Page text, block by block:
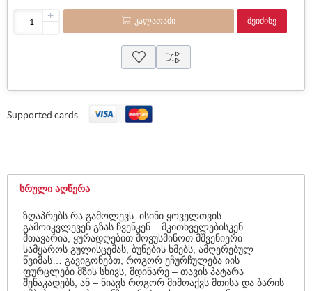
+
-
ᲙᲐᲚᲐᲗᲐᲨᲘ ᲨᲔᲘᲫᲘᲜᲔ
Supported cards
ᲡᲠᲣᲚᲘ ᲐᲦᲬᲔᲠᲐ
ზღაპრებს რა გამოლევს. ისინი ყოველთვის
გამოიკვლევენ გზას ჩვენკენ – მკითხველებისკენ.
მთავარია, ყურადღებით მოვუსმინოთ მშვენიერი
სამყაროს გულისცემას, ბუნების ხმებს, ამღერებულ
წვიმას… გავიგონებთ, როგორ ეჩურჩულება იის
ფურცლები მზის სხივს, მდინარე – თავის პატარა
შენაკადებს, ან – ნიავს როგორ მიმოაქვს მთისა და ბარის